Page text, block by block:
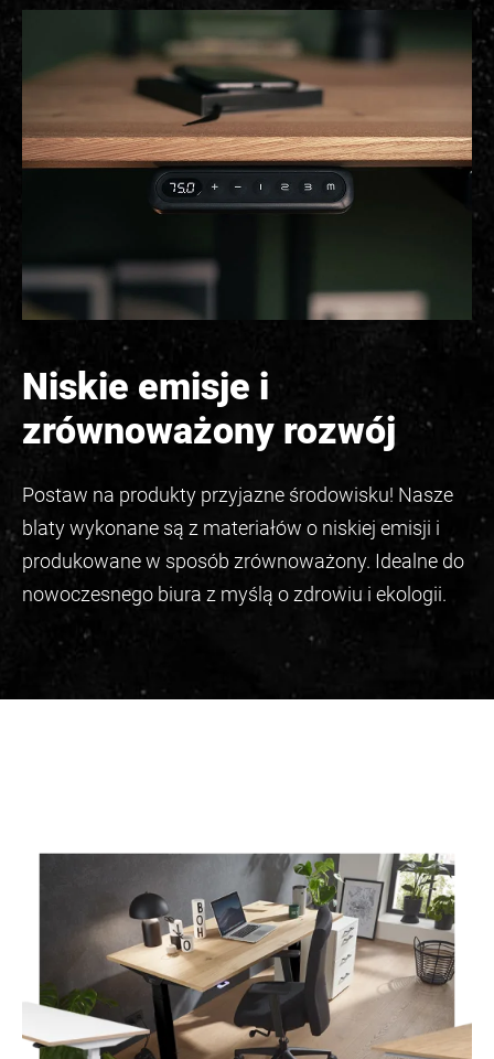
Niskie emisje i
zrównoważony rozwój
Postaw na produkty przyjazne środowisku! Nasze
blaty wykonane są z materiałów o niskiej emisji i
produkowane w sposób zrównoważony. Idealne do
nowoczesnego biura z myślą o zdrowiu i ekologii.